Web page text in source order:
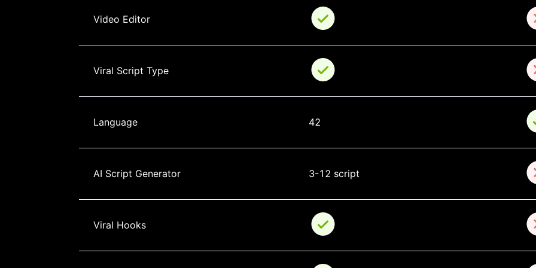
Video Editor
Viral Script Type
Language 42
AI Script Generator 3-12 script
Viral Hooks